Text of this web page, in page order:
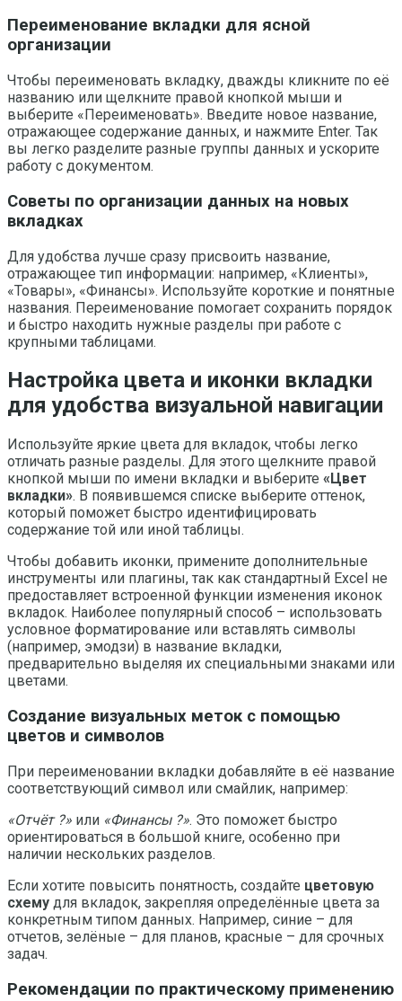
Переименование вкладки для ясной
организации
Чтобы переименовать вкладку, дважды кликните по её
названию или щелкните правой кнопкой мыши и
выберите «Переименовать». Введите новое название,
отражающее содержание данных, и нажмите Enter. Так
вы легко разделите разные группы данных и ускорите
работу с документом.
Советы по организации данных на новых
вкладках
Для удобства лучше сразу присвоить название,
отражающее тип информации: например, «Клиенты»,
«Товары», «Финансы». Используйте короткие и понятные
названия. Переименование помогает сохранить порядок
и быстро находить нужные разделы при работе с
крупными таблицами.
Настройка цвета и иконки вкладки
для удобства визуальной навигации
Используйте яркие цвета для вкладок, чтобы легко
отличать разные разделы. Для этого щелкните правой
кнопкой мыши по имени вкладки и выберите «Цвет
вкладки». В появившемся списке выберите оттенок,
который поможет быстро идентифицировать
содержание той или иной таблицы.
Чтобы добавить иконки, примените дополнительные
инструменты или плагины, так как стандартный Excel не
предоставляет встроенной функции изменения иконок
вкладок. Наиболее популярный способ – использовать
условное форматирование или вставлять символы
(например, эмодзи) в название вкладки,
предварительно выделяя их специальными знаками или
цветами.
Создание визуальных меток с помощью
цветов и символов
При переименовании вкладки добавляйте в её название
соответствующий символ или смайлик, например:
«Отчёт ?» или «Финансы ?». Это поможет быстро
ориентироваться в большой книге, особенно при
наличии нескольких разделов.
Если хотите повысить понятность, создайте цветовую
схему для вкладок, закрепляя определённые цвета за
конкретным типом данных. Например, синие – для
отчетов, зелёные – для планов, красные – для срочных
задач.
Рекомендации по практическому применению